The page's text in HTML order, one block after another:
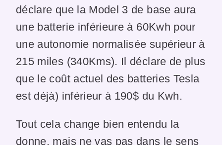
déclare que la Model 3 de base aura
une batterie inférieure à 60Kwh pour
une autonomie normalisée supérieur à
215 miles (340Kms). Il déclare de plus
que le coût actuel des batteries Tesla
est déjà) inférieur à 190$ du Kwh.
Tout cela change bien entendu la
donne, mais ne vas pas dans le sens